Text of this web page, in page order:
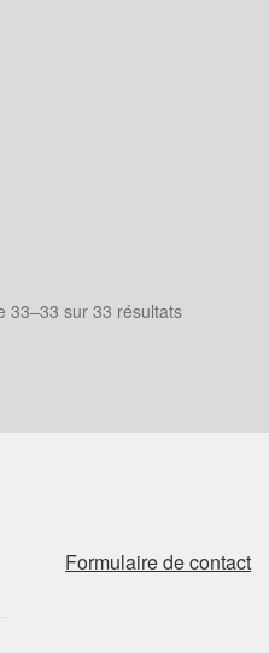
33–33 sur 33 résultats
Formulaire de contact